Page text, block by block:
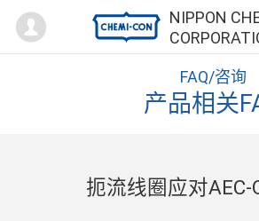
NIPPON
Mypage
FAQ/咨询
产品相关
扼流线圈应对AEC-